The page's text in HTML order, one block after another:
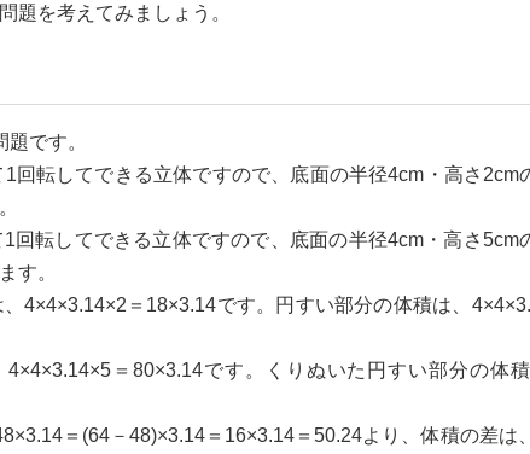
題を考えてみましょう。
です。
転してできる立体ですので、底面の半径4cm・高さ2cm
転してできる立体ですので、底面の半径4cm・高さ
す。
4×4×3.14×2＝18×3.14です。円すい部分の体積は、
＝80×3.14です。くりぬいた円すい部分の体
＝(64－48)×3.14＝16×3.14＝50.24より、体積の差